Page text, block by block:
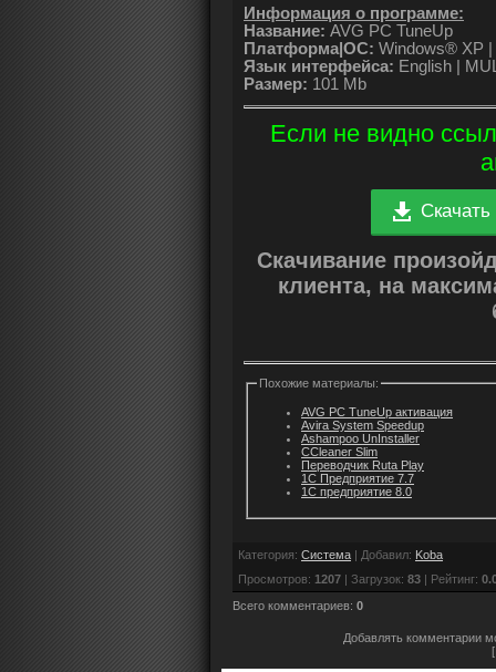
Информация о программе:
Название: AVG PC TuneUp
Платформа|ОС: Windows® XP |
Язык интерфейса: English |
Размер: 101 Mb
Если не видно
Скачивание
клиента, на
Похожие материалы:
AVG PC TuneUp активация
Avira System Speedup
Ashampoo UnInstaller
CCleaner Slim
Переводчик Ruta Play
1С Предприятие 7.7
1С предприятие 8.0
Категория: Система | Добавил: Koba
Просмотров: 1207 | Загрузок: 83 | Рейтинг:
Всего комментариев: 0
Добавлять комментарии